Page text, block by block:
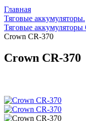
Главная
Тяговые аккумуляторы.
Тяговые аккумуляторы
Crown CR-370
Crown CR-370